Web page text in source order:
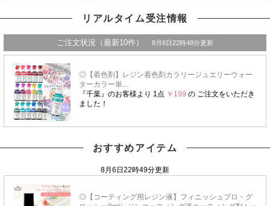
リアルタイム受注情報
おすすめアイテム